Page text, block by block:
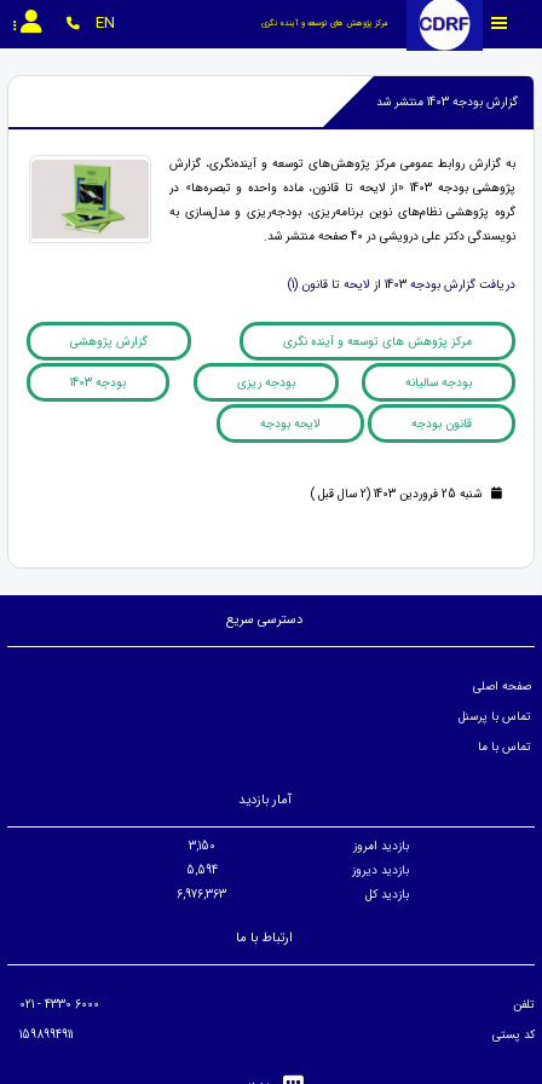
مرکز پژوهش های توسعه و آینده نگری EN
گزارش بودجه 1403 منتشر شد
به گزارش روابط عمومی مرکز پژوهش‌های توسعه و آینده‌نگری، گزارش
پژوهشی بودجه 1403 «از لایحه تا قانون، ماده واحده و تبصره‌ها» در
گروه پژوهشی نظام‌های نوین برنامه‌ریزی، بودجه‌ریزی و مدل‌سازی به
نویسندگی دکتر علی درویشی در 40 صفحه منتشر شد.
دریافت گزارش بودجه 1403 از لایحه تا قانون (1)
مرکز پژوهش های توسعه و آینده نگری گزارش پژوهشی
بودجه سالیانه بودجه ریزی بودجه 1403
قانون بودجه لایحه بودجه
شنبه 25 فروردین 1403 (2 سال قبل )
دسترسی سریع
صفحه اصلی
تماس با پرسنل
تماس با ما
آمار بازدید
بازدید امروز
3,150
بازدید دیروز
5,594
بازدید کل
6,976,363
ارتباط با ما
تلفن
کد پستی